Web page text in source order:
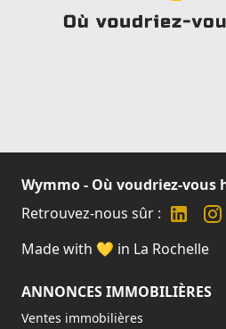
Wymmo - Où voudriez-vous
Retrouvez-nous sûr :
Made with 💛 in La Rochelle
ANNONCES IMMOBILIÈRES
Ventes immobilières